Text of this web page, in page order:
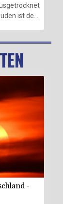
ist der
sich
Tagen nicht
-